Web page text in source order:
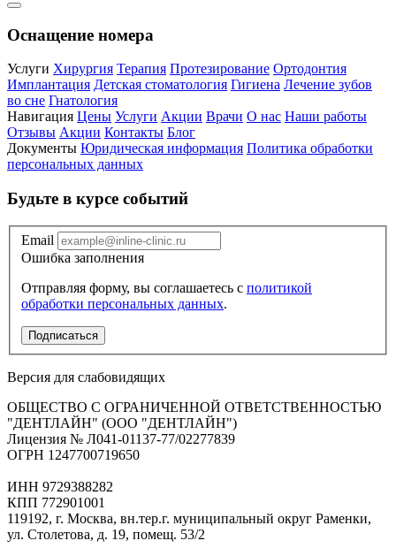
Оснащение номера
Услуги Хирургия Терапия Протезирование Ортодонтия
Имплантация Детская стоматология Гигиена Лечение зубов
во сне Гнатология
Навигация Цены Услуги Акции Врачи О нас Наши работы
Отзывы Акции Контакты Блог
Документы Юридическая информация Политика обработки
персональных данных
Будьте в курсе событий
Email
Ошибка заполнения
Отправляя форму, вы соглашаетесь с политикой
обработки персональных данных.
Подписаться
Версия для слабовидящих
ОБЩЕСТВО С ОГРАНИЧЕННОЙ ОТВЕТСТВЕННОСТЬЮ
"ДЕНТЛАЙН" (ООО "ДЕНТЛАЙН")
Лицензия № Л041-01137-77/02277839
ОГРН 1247700719650
ИНН 9729388282
КПП 772901001
119192, г. Москва, вн.тер.г. муниципальный округ Раменки,
ул. Столетова, д. 19, помещ. 53/2